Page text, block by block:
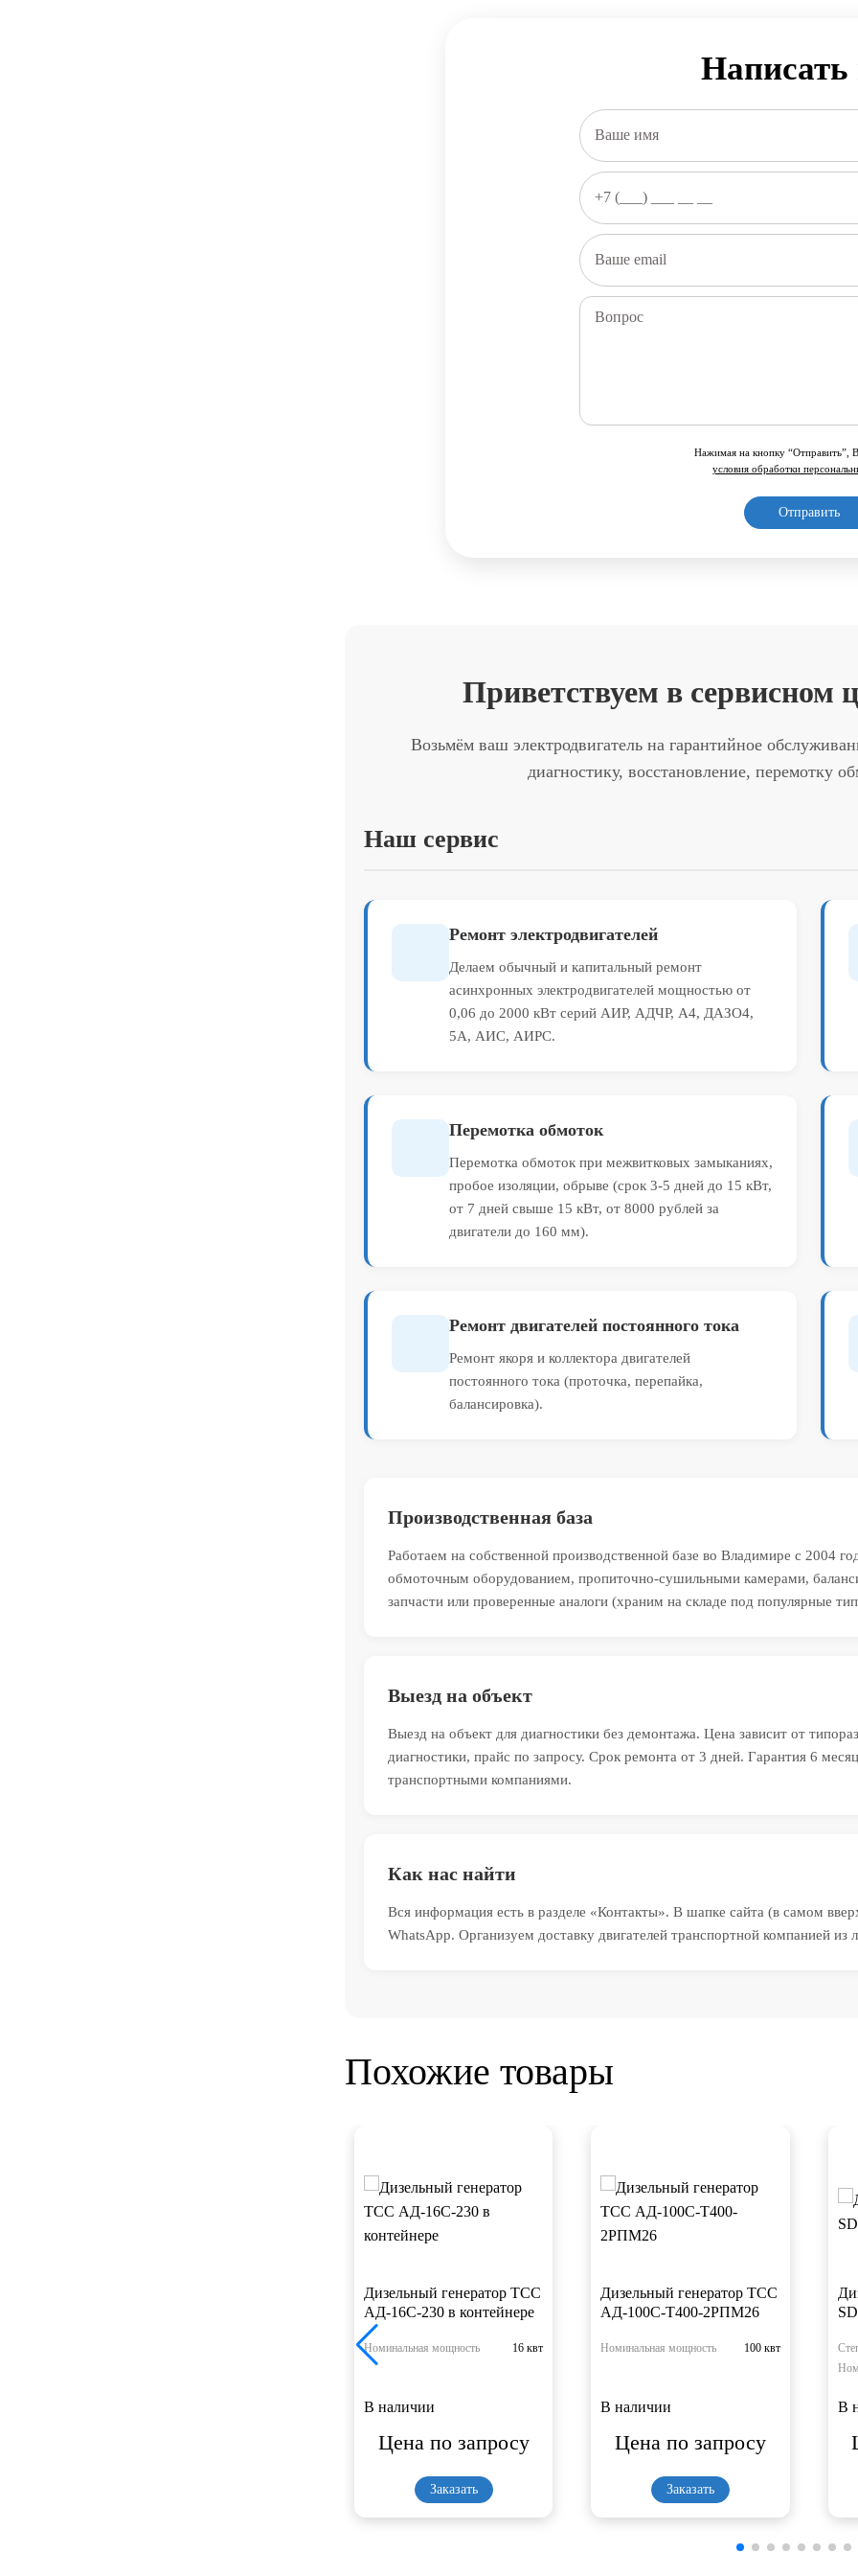
Нажимая на кнопку “Отправить”,
условия обработки
Приветствуем в
Возьмём ваш электродвигатель на гарантийное
диагностику, восстановление, перемотку
Наш сервис
Ремонт электродвигателей
Делаем обычный и капитальный ремонт
асинхронных электродвигателей мощностью от
0,06 до 2000 кВт серий АИР, АДЧР, А4, ДАЗО4,
5А, АИС, АИРС.
Перемотка обмоток
Перемотка обмоток при межвитковых замыканиях,
пробое изоляции, обрыве (срок 3-5 дней до 15 кВт,
от 7 дней свыше 15 кВт, от 8000 рублей за
двигатели до 160 мм).
Ремонт двигателей постоянного тока
Ремонт якоря и коллектора двигателей
постоянного тока (проточка, перепайка,
балансировка).
Производственная база
Работаем на собственной производственной базе во Владимире с 2004
обмоточным оборудованием, пропиточно-сушильными камерами,
запчасти или проверенные аналоги (храним на складе под популярные
Выезд на объект
Выезд на объект для диагностики без демонтажа. Цена зависит от
диагностики, прайс по запросу. Срок ремонта от 3 дней. Гарантия 6
транспортными компаниями.
Как нас найти
Вся информация есть в разделе «Контакты». В шапке сайта (в самом
WhatsApp. Организуем доставку двигателей транспортной компанией из
Похожие товары
Дизельный генератор ТСС
АД-16С-230 в контейнере
Номинальная мощность 16 квт
В наличии
Цена по запросу
Заказать
Дизельный генератор ТСС
АД-100С-Т400-2РПМ26
Номинальная мощность 100 квт
В наличии
Цена по запросу
Заказать
В